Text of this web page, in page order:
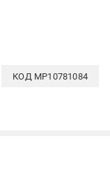
КОД MP10781084